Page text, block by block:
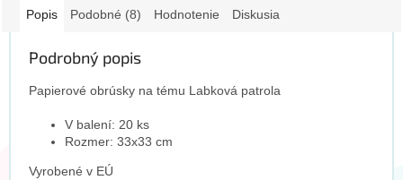
Popis Podobné (8) Hodnotenie Diskusia
Podrobný popis
Papierové obrúsky na tému Labková patrola
V balení: 20 ks
Rozmer: 33x33 cm
Vyrobené v EÚ